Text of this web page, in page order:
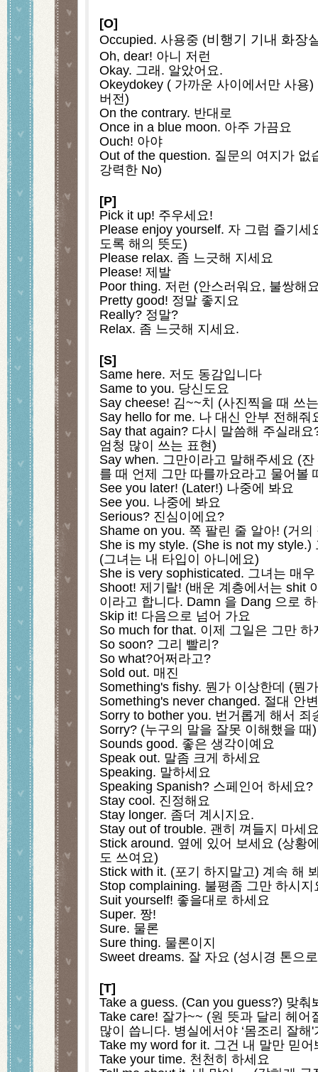
[O]
Occupied. 사용중 (비행기 기내 화장
Oh, dear! 아니 저런
Okay. 그래. 알았어요.
Okeydokey ( 가까운 사이에서만 사용
버전)
On the contrary. 반대로
Once in a blue moon. 아주 가끔요
Ouch! 아야
Out of the question. 질문의 여지가 없
강력한 No)
[P]
Pick it up! 주우세요!
Please enjoy yourself. 자 그럼 즐기세
도록 해의 뜻도)
Please relax. 좀 느긋해 지세요
Please! 제발
Poor thing. 저런 (안스러워요, 불쌍해
Pretty good! 정말 좋지요
Really? 정말?
Relax. 좀 느긋해 지세요.
[S]
Same here. 저도 동감입니다
Same to you. 당신도요
Say cheese! 김~~치 (사진찍을 때 쓰
Say hello for me. 나 대신 안부 전해줘
Say that again? 다시 말씀해 주실래
엄청 많이 쓰는 표현)
Say when. 그만이라고 말해주세요 (
를 때 언제 그만 따를까요라고 물어볼
See you later! (Later!) 나중에 봐요
See you. 나중에 봐요
Serious? 진심이에요?
Shame on you. 쪽 팔린 줄 알아! (거의
She is my style. (She is not my style.)
(그녀는 내 타입이 아니에요)
She is very sophisticated. 그녀는 매
Shoot! 제기랄! (배운 계층에서는 shit
이라고 합니다. Damn 을 Dang 으로
Skip it! 다음으로 넘어 가요
So much for that. 이제 그일은 그만 하
So soon? 그리 빨리?
So what?어쩌라고?
Sold out. 매진
Something's fishy. 뭔가 이상한데 (뭔
Something's never changed. 절대 안
Sorry to bother you. 번거롭게 해서 죄
Sorry? (누구의 말을 잘못 이해했을 때
Sounds good. 좋은 생각이예요
Speak out. 말좀 크게 하세요
Speaking. 말하세요
Speaking Spanish? 스페인어 하세요?
Stay cool. 진정해요
Stay longer. 좀더 계시지요.
Stay out of trouble. 괜히 껴들지 마세
Stick around. 옆에 있어 보세요 (상황
도 쓰여요)
Stick with it. (포기 하지말고) 계속 해
Stop complaining. 불평좀 그만 하시지
Suit yourself! 좋을대로 하세요
Super. 짱!
Sure. 물론
Sure thing. 물론이지
Sweet dreams. 잘 자요 (성시경 톤으
[T]
Take a guess. (Can you guess?) 맞춰
Take care! 잘가~~ (원 뜻과 달리 헤어
많이 씁니다. 병실에서야 ‘몸조리 잘해
Take my word for it. 그건 내 말만 믿어
Take your time. 천천히 하세요